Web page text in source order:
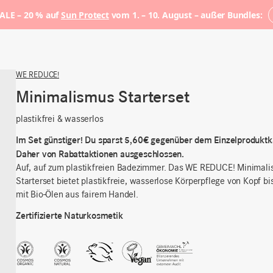
– 20 % aufSun Protectvom 1. – 10. August – außer Bundles:
WE REDUCE!
Minimalismus Starterset
plastikfrei & wasserlos
Im Set günstiger! Du sparst 5,60€ gegenüber dem
Daher von Rabattaktionen ausgeschlossen.
Auf, auf zum plastikfreien Badezimmer. Das WE REDUCE!
Starterset bietet plastikfreie, wasserlose Körperpflege von Kopf
mit Bio-Ölen aus fairem Handel.
Zertifizierte Naturkosmetik